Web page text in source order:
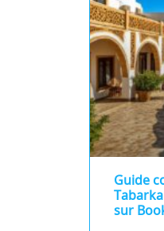
Guide
sur